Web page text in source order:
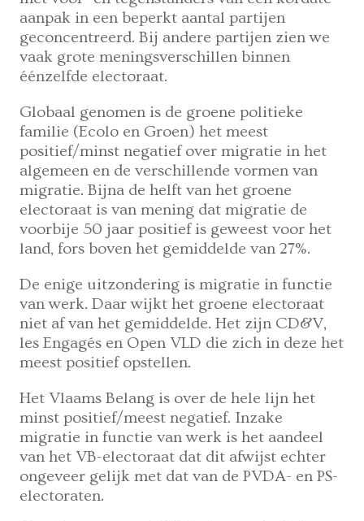
aanpak in een beperkt aantal partijen
geconcentreerd. Bij andere partijen zien we
vaak grote meningsverschillen binnen
éénzelfde electoraat.
Globaal genomen is de groene politieke
familie (Ecolo en Groen) het meest
positief/minst negatief over migratie in het
algemeen en de verschillende vormen van
migratie. Bijna de helft van het groene
electoraat is van mening dat migratie de
voorbije 50 jaar positief is geweest voor het
land, fors boven het gemiddelde van 27%.
De enige uitzondering is migratie in functie
van werk. Daar wijkt het groene electoraat
niet af van het gemiddelde. Het zijn CD&V,
les Engagés en Open VLD die zich in deze het
meest positief opstellen.
Het Vlaams Belang is over de hele lijn het
minst positief/meest negatief. Inzake
migratie in functie van werk is het aandeel
van het VB-electoraat dat dit afwijst echter
ongeveer gelijk met dat van de PVDA- en PS-
electoraten.